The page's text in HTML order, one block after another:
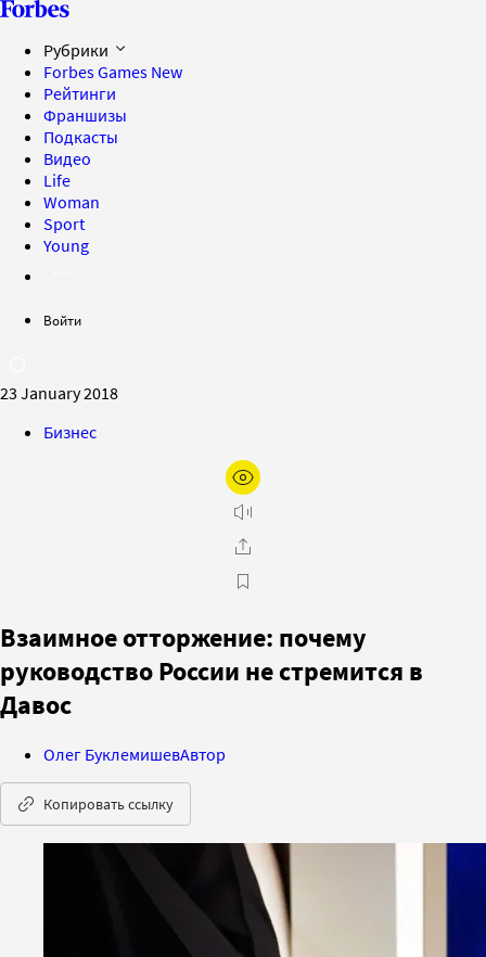
Рубрики
Forbes Games New
Рейтинги
Франшизы
Подкасты
Видео
Life
Woman
Sport
Young
Войти
23 January 2018
Бизнес
Взаимное отторжение: почему
руководство России не стремится в
Давос
Олег БуклемишевАвтор
Копировать ссылку